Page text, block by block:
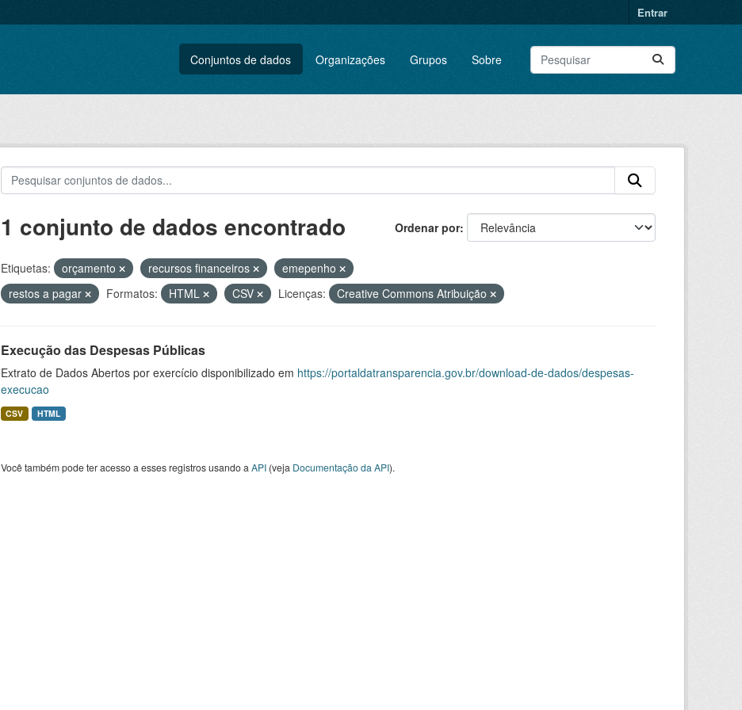
Entrar
Conjuntos de dados Organizações Grupos Sobre
Ordenar por
1 conjunto de dados encontrado
Etiquetas: orçamento recursos financeiros
emepenho
restos a pagar
Formatos: HTML CSV Licenças: Creative Commons Atribuição
Execução das Despesas Públicas
Extrato de Dados Abertos por exercício disponibilizado em https://portaldatransparencia.gov.br/download-de-dados/despesas-
execucao
CSV HTML
Você também pode ter acesso a esses registros usando a API(veja Documentação da API).